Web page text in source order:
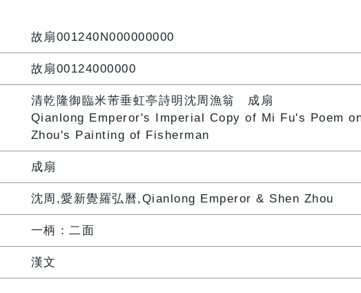
故扇001240N000000000
故扇00124000000
清乾隆御臨米芾垂虹亭詩明沈周漁翁 成扇
Qianlong Emperor's Imperial Copy of Mi Fu's Poem
Zhou's Painting of Fisherman
成扇
沈周,愛新覺羅弘曆,Qianlong Emperor & Shen Zhou
一柄：二面
漢文